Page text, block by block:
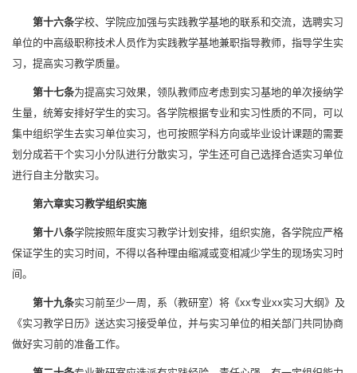
第十六条学校、学院应加强与实践教学基地的联系和交流，选聘实习
单位的中高级职称技术人员作为实践教学基地兼职指导教师，指导学生实
习，提高实习教学质量。
第十七条为提高实习效果，领队教师应考虑到实习基地的单次接纳学
生量，统筹安排好学生的实习。各学院根据专业和实习性质的不同，可以
集中组织学生去实习单位实习，也可按照学科方向或毕业设计课题的需要
划分成若干个实习小分队进行分散实习，学生还可自己选择合适实习单位
进行自主分散实习。
第六章实习教学组织实施
第十八条学院按照年度实习教学计划安排，组织实施，各学院应严格
保证学生的实习时间，不得以各种理由缩减或变相减少学生的现场实习时
间。
第十九条实习前至少一周，系（教研室）将《xx专业xx实习大纲》及
《实习教学日历》送达实习接受单位，并与实习单位的相关部门共同协商
做好实习前的准备工作。